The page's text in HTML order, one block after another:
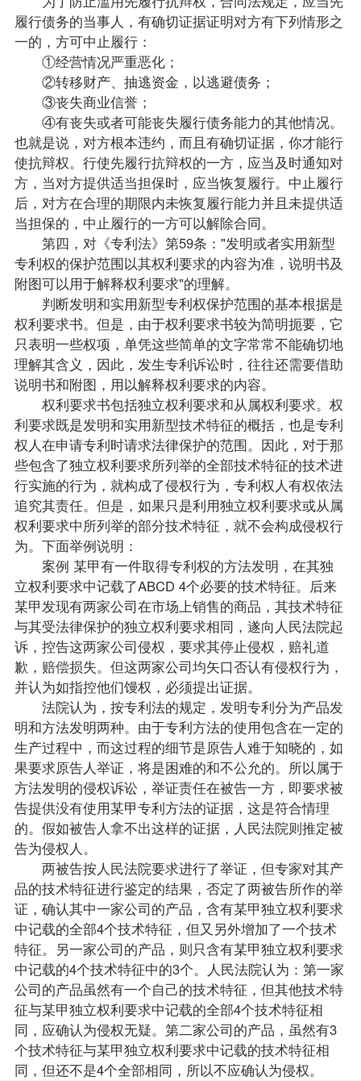
履行债务的当事人，有确切证据证明对方有下列情形之
一的，方可中止履行：
①经营情况严重恶化；
②转移财产、抽逃资金，以逃避债务；
③丧失商业信誉；
④有丧失或者可能丧失履行债务能力的其他情况。
也就是说，对方根本违约，而且有确切证据，你才能行
使抗辩权。行使先履行抗辩权的一方，应当及时通知对
方，当对方提供适当担保时，应当恢复履行。中止履行
后，对方在合理的期限内未恢复履行能力并且未提供适
当担保的，中止履行的一方可以解除合同。
第四，对《专利法》第59条："发明或者实用新型
专利权的保护范围以其权利要求的内容为准，说明书及
附图可以用于解释权利要求"的理解。
判断发明和实用新型专利权保护范围的基本根据是
权利要求书。但是，由于权利要求书较为简明扼要，它
只表明一些权项，单凭这些简单的文字常常不能确切地
理解其含义，因此，发生专利诉讼时，往往还需要借助
说明书和附图，用以解释权利要求的内容。
权利要求书包括独立权利要求和从属权利要求。权
利要求既是发明和实用新型技术特征的概括，也是专利
权人在申请专利时请求法律保护的范围。因此，对于那
些包含了独立权利要求所列举的全部技术特征的技术进
行实施的行为，就构成了侵权行为，专利权人有权依法
追究其责任。但是，如果只是利用独立权利要求或从属
权利要求中所列举的部分技术特征，就不会构成侵权行
为。下面举例说明：
案例 某甲有一件取得专利权的方法发明，在其独
立权利要求中记载了ABCD 4个必要的技术特征。后来
某甲发现有两家公司在市场上销售的商品，其技术特征
与其受法律保护的独立权利要求相同，遂向人民法院起
诉，控告这两家公司侵权，要求其停止侵权，赔礼道
歉，赔偿损失。但这两家公司均矢口否认有侵权行为，
并认为如指控他们馒权，必须提出证据。
法院认为，按专利法的规定，发明专利分为产品发
明和方法发明两种。由于专利方法的使用包含在一定的
生产过程中，而这过程的细节是原告人难于知晓的，如
果要求原告人举证，将是困难的和不公允的。所以属于
方法发明的侵权诉讼，举证责任在被告一方，即要求被
告提供没有使用某甲专利方法的证据，这是符合情理
的。假如被告人拿不出这样的证据，人民法院则推定被
告为侵权人。
两被告按人民法院要求进行了举证，但专家对其产
品的技术特征进行鉴定的结果，否定了两被告所作的举
证，确认其中一家公司的产品，含有某甲独立权利要求
中记载的全部4个技术特征，但又另外增加了一个技术
特征。另一家公司的产品，则只含有某甲独立权利要求
中记载的4个技术特征中的3个。人民法院认为：第一家
公司的产品虽然有一个自己的技术特征，但其他技术特
征与某甲独立权利要求中记载的全部4个技术特征相
同，应确认为侵权无疑。第二家公司的产品，虽然有3
个技术特征与某甲独立权利要求中记载的技术特征相
同，但还不是4个全部相同，所以不应确认为侵权。